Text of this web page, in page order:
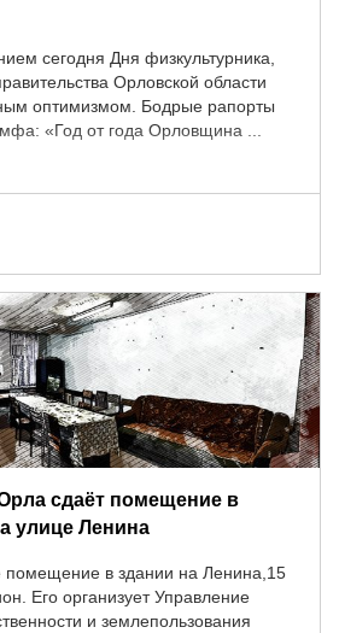
сегодня Дня физкультурника,
Орловской области
оптимизмом. Бодрые рапорты
«Год от года Орловщина ...
сдаёт помещение в
улице Ленина
в здании на Ленина,15
Его организует Управление
и землепользования